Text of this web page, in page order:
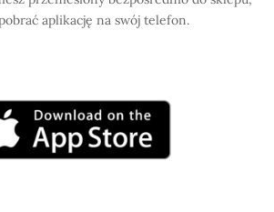
aplikację na swój telefon.